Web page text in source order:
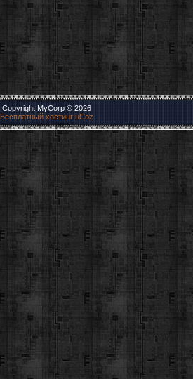
Copyright MyCorp © 2026
Бесплатный хостинг uCoz